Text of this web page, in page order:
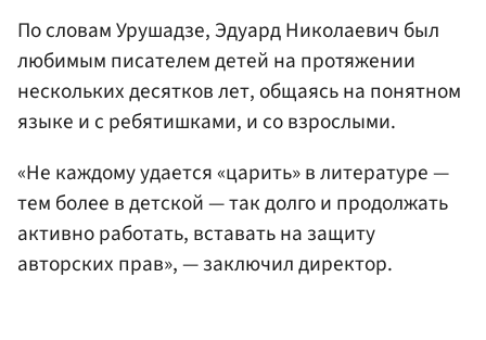
По словам Урушадзе, Эдуард Николаевич был
любимым писателем детей на протяжении
нескольких десятков лет, общаясь на понятном
языке и с ребятишками, и со взрослыми.
«Не каждому удается «царить» в литературе —
тем более в детской — так долго и продолжать
активно работать, вставать на защиту
авторских прав», — заключил директор.